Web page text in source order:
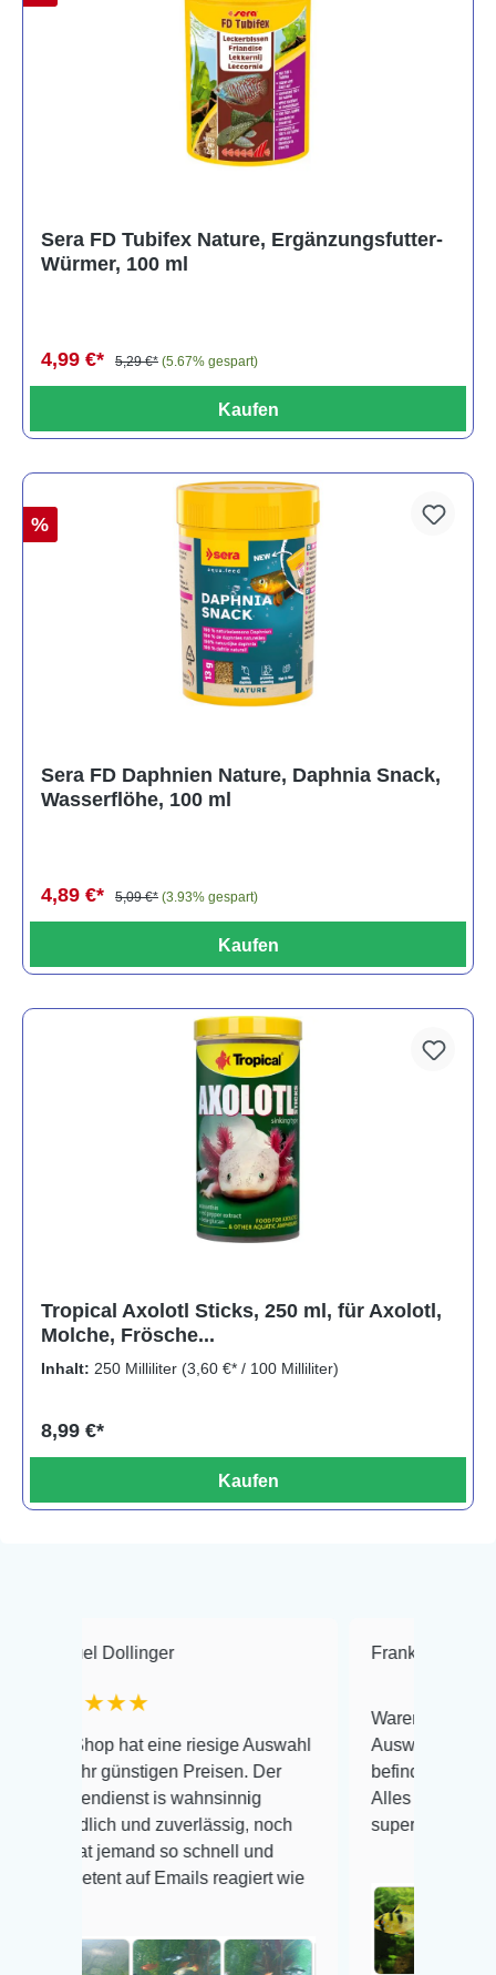
Sera FD Tubifex Nature, Ergänzungsfutter-
Würmer, 100 ml
4,99 €* 5,29 €* (5.67% gespart)
Kaufen
%
Sera FD Daphnien Nature, Daphnia Snack,
Wasserflöhe, 100 ml
4,89 €* 5,09 €* (3.93% gespart)
Kaufen
Tropical Axolotl Sticks, 250 ml, für Axolotl,
Molche, Frösche...
Inhalt: 250 Milliliter (3,60 €* / 100 Milliliter)
8,99 €*
Kaufen
hat eine riesige Auswahl
Preisen. Der
is wahnsinnig
und zuverlässig, noch
so schnell und
auf Emails reagiert wie
Frank Hackmayer
Warenanlieferung Top und
Auswahl plus
befinden der Fische
Alles ist quick lebendig und
super Zustand. Gerne